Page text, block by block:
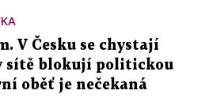
V Česku se chystají
sítě blokují politickou
oběť je nečekaná